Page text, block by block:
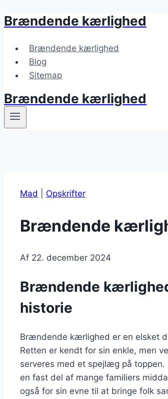
Fortsæt
indhold
Brændende kærlighed
Brændende kærlighed
Blog
Sitemap
Brændende kærlighed
Mad Opskrifter
Brændende
Af 22. december 2024
Brændende
historie
Brændende kærlighed er en elsket
Retten er kendt for sin enkle, men
serveres med et spejlæg på
en fast del af mange familiers
også for sin evne til at bringe folk